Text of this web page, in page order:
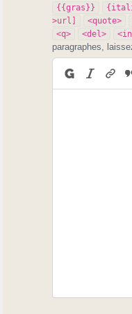
{{gras}}
>url]
<quote>
<q> <del>
paragraphes,